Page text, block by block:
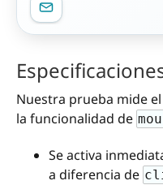
Nuestra prueba mide
la funcionalidad de
Se activa
a diferencia de